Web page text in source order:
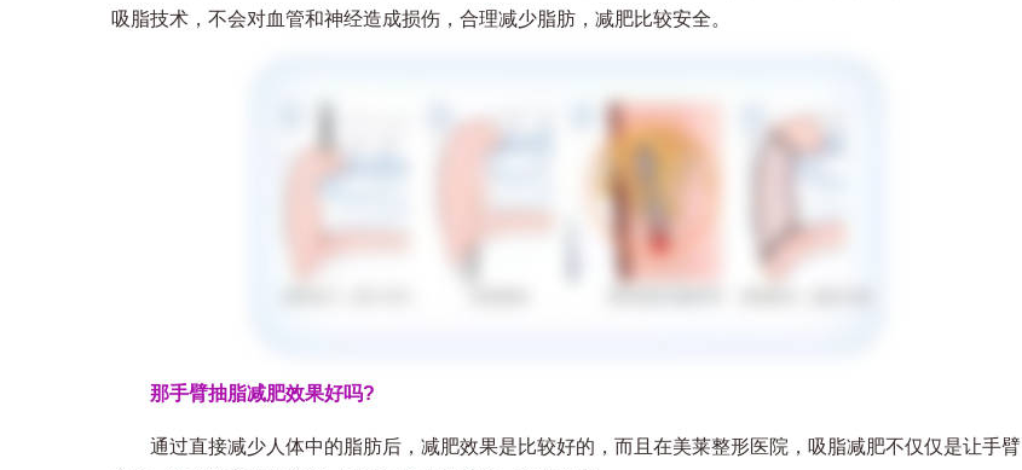
吸脂技术，不会对血管和神经造成损伤，合理减少脂肪，减肥比较安全。
那手臂抽脂减肥效果好吗?
通过直接减少人体中的脂肪后，减肥效果是比较好的，而且在美莱整形医院，吸脂减肥不仅仅是让手臂